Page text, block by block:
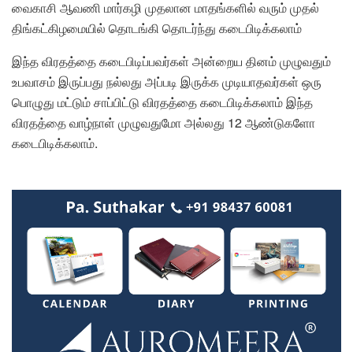
வைகாசி ஆவணி மார்கழி முதலான மாதங்களில் வரும் முதல்
திங்கட்கிழமையில் தொடங்கி தொடர்ந்து கடைபிடிக்கலாம்
இந்த விரதத்தை கடைபிடிப்பவர்கள் அன்றைய தினம் முழுவதும்
உபவாசம் இருப்பது நல்லது அப்படி இருக்க முடியாதவர்கள் ஒரு
பொழுது மட்டும் சாப்பிட்டு விரதத்தை கடைபிடிக்கலாம் இந்த
விரதத்தை வாழ்நாள் முழுவதுமோ அல்லது 12 ஆண்டுகளோ
கடைபிடிக்கலாம்.